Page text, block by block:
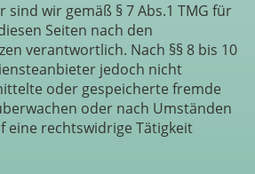
sind wir gemäß § 7 Abs.1 TMG für
Seiten nach den
verantwortlich. Nach §§ 8 bis 10
jedoch nicht
oder gespeicherte fremde
oder nach Umständen
eine rechtswidrige Tätigkeit